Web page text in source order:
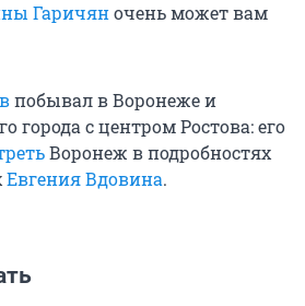
Гаричяночень может вам
побывал в Воронеже и
города с центром Ростова: его
Воронеж в подробностях
Евгения Вдовина.